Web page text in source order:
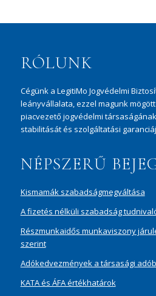
RÓLUNK
Cégünk a LegitiMo Jogvédelmi
leányvállalata, ezzel magunk
piacvezető jogvédelmi
stabilitását és szolgáltatási
NÉPSZERŰ
Kismamák szabadságmegváltása
A fizetés nélküli szabadság
Részmunkaidős munkaviszony
szerint
Adókedvezmények a társasági
KATA és ÁFA értékhatárok